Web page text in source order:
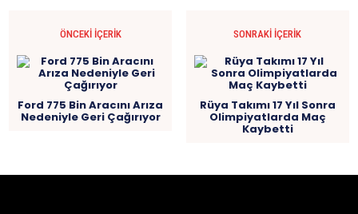
ÖNCEKI İÇERIK
Ford 775 Bin Aracını Arıza
Nedeniyle Geri Çağırıyor
SONRAKI İÇERIK
Rüya Takımı 17 Yıl Sonra
Olimpiyatlarda Maç
Kaybetti